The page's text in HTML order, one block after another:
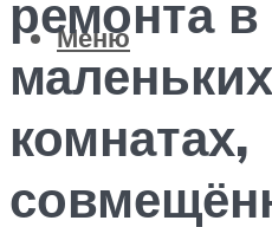
Меню
ремонта в
комнатах,